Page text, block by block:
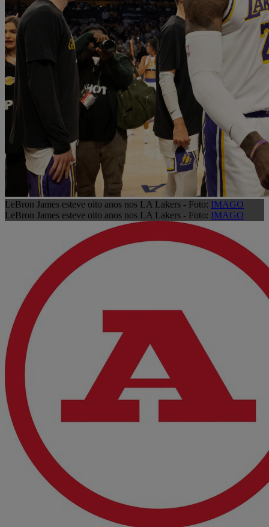
LeBron James esteve oito anos nos LA Lakers - Foto: IMAGO
LeBron James esteve oito anos nos LA Lakers - Foto: IMAGO